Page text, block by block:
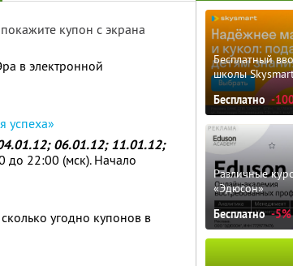
купон с экрана
в электронной
успеха»
06.01.12; 11.01.12;
до 22:00 (мск). Начало
угодно купонов в
Бесплатный
школы
Бесплатно -
Различные
«Эдюсон»
Бесплатно -5%